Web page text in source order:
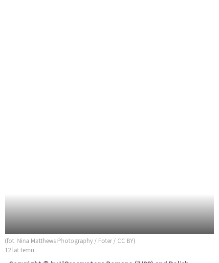
(fot. Nina Matthews Photography / Foter / CC BY)
12 lat temu